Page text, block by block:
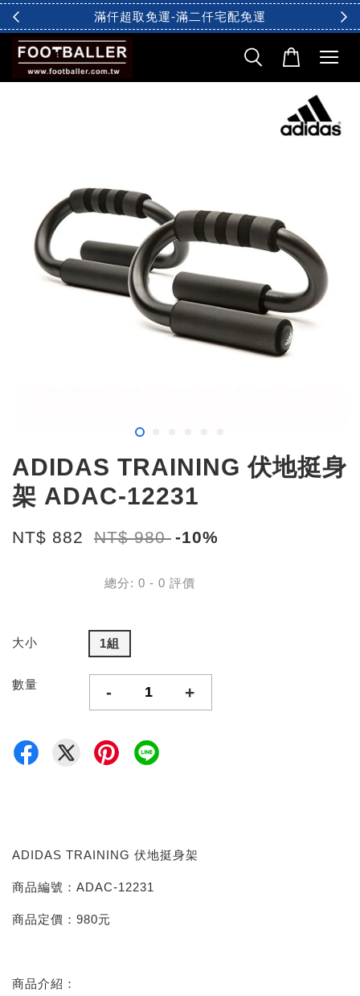
滿仟超取免運-滿二仟宅配免運
ADIDAS TRAINING 伏地挺身
架 ADAC-12231
NT$ 882 NT$ 980 -10%
總分: 0 - 0 評價
大小 1組
數量 - +
ADIDAS TRAINING 伏地挺身架
商品編號：ADAC-12231
商品定價：980元
商品介紹：